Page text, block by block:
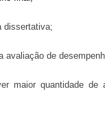
dissertativa;
avaliação de
maior quantidade de